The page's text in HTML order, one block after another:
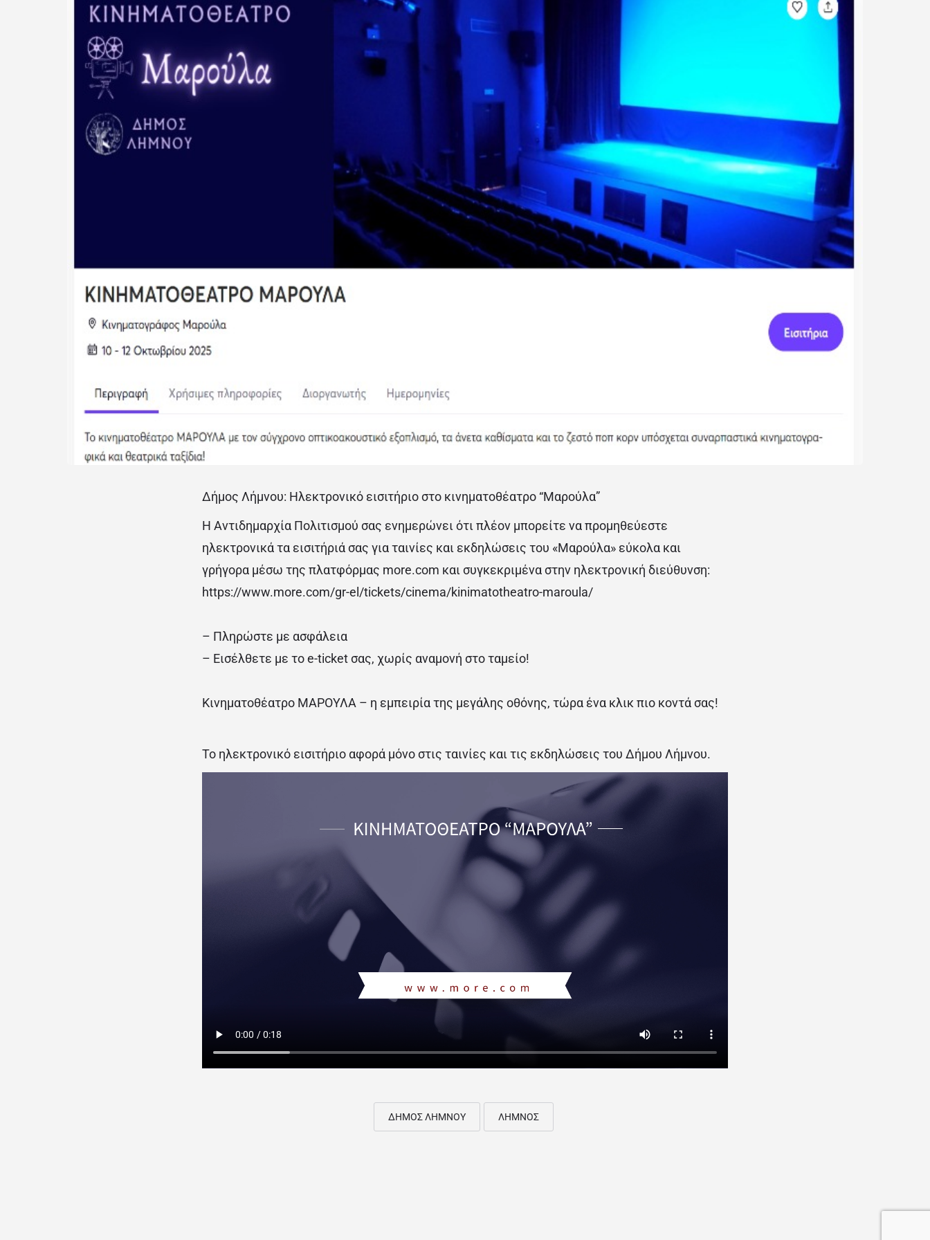
Δήμος Λήμνου: Ηλεκτρονικό εισιτήριο στο κινηματοθέατρο “Μαρούλα”
Η Αντιδημαρχία Πολιτισμού σας ενημερώνει ότι πλέον μπορείτε να προμηθεύεστε
ηλεκτρονικά τα εισιτήριά σας για ταινίες και εκδηλώσεις του «Μαρούλα» εύκολα και
γρήγορα μέσω της πλατφόρμας more.com και συγκεκριμένα στην ηλεκτρονική διεύθυνση:
https://www.more.com/gr-el/tickets/cinema/kinimatotheatro-maroula/
– Πληρώστε με ασφάλεια
– Εισέλθετε με το e-ticket σας, χωρίς αναμονή στο ταμείο!
Κινηματοθέατρο ΜΑΡΟΥΛΑ – η εμπειρία της μεγάλης οθόνης, τώρα ένα κλικ πιο κοντά σας!
Το ηλεκτρονικό εισιτήριο αφορά μόνο στις ταινίες και τις εκδηλώσεις του Δήμου Λήμνου.
ΔΗΜΟΣ ΛΗΜΝΟΥ ΛΗΜΝΟΣ